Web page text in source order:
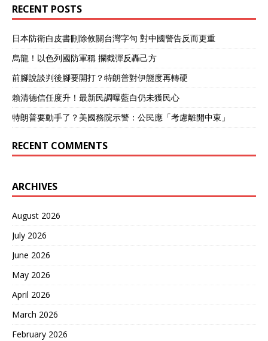
RECENT POSTS
日本防衛白皮書刪除攸關台灣字句 對中國警告反而更重
烏龍！以色列國防軍稱 攔截彈反轟己方
前腳說談判後腳要開打？特朗普對伊態度再轉硬
賴清德信任度升！最新民調曝藍白仍未獲民心
特朗普要動手了？美國務院示警：公民應「考慮離開中東」
RECENT COMMENTS
ARCHIVES
August 2026
July 2026
June 2026
May 2026
April 2026
March 2026
February 2026